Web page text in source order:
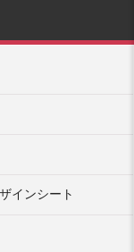
インシート